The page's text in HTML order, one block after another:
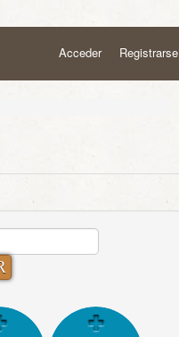
Acceder Registrarse